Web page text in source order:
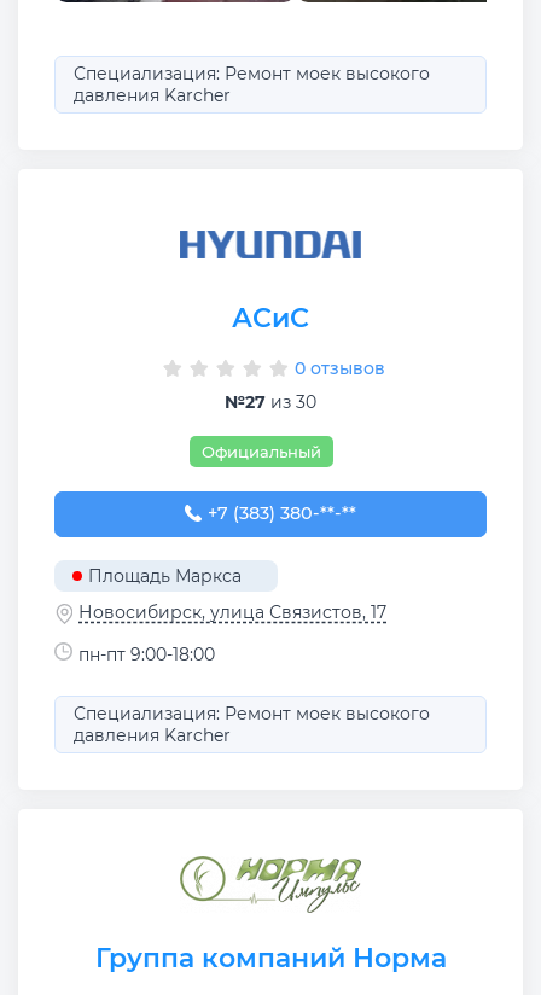
Специализация: Ремонт моек высокого
давления Karcher
АСиС
0 отзывов
№27 из 30
Официальный
+7 (383) 380-65-65
+7 (383) 380-**-**
Площадь Маркса
Новосибирск, улица Связистов, 17
пн-пт 9:00-18:00
Специализация: Ремонт моек высокого
давления Karcher
Группа компаний Норма